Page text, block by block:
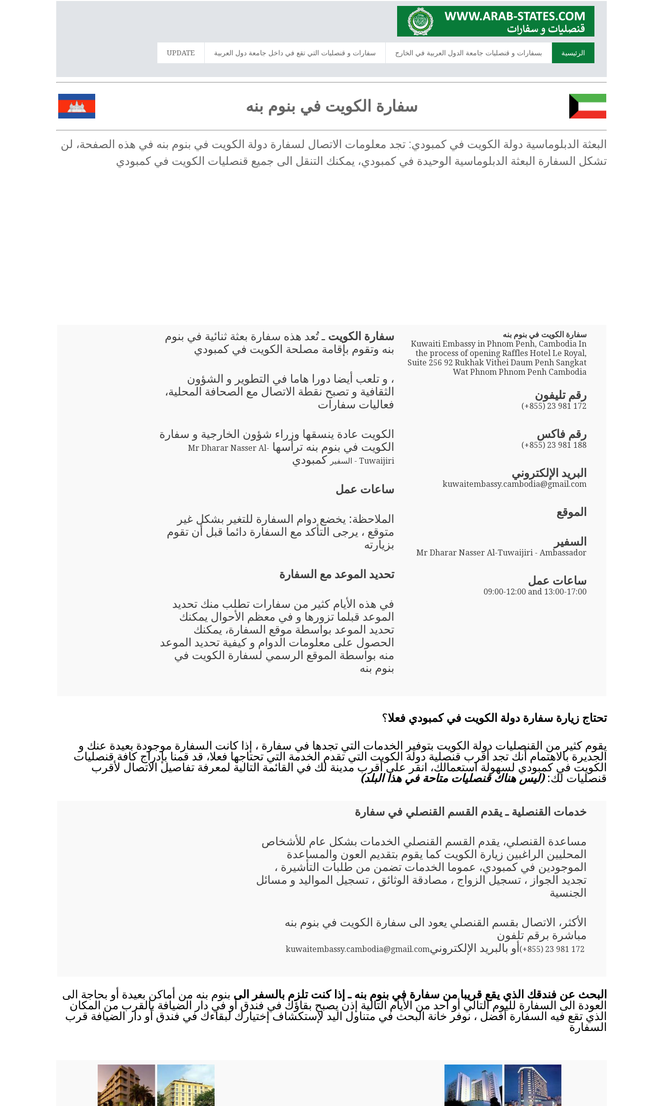
الرئيسية بسفارات و قنصليات جامعة الدول العربية في الخارج سفارات و قنصليات التي تقع في داخل جامعة دول العربية UPDATE
سفارة الكويت في بنوم بنه
البعثة الدبلوماسية دولة الكويت في كمبودي: تجد معلومات الاتصال لسفارة دولة الكويت في بنوم بنه في هذه الصفحة، لن
تشكل السفارة البعثة الدبلوماسية الوحيدة في كمبودي، يمكنك التنقل الى جميع قنصليات الكويت في كمبودي
سفارة الكويت في بنوم بنه
Kuwaiti Embassy in Phnom Penh, Cambodia In
the process of opening Raffles Hotel Le Royal,
Suite 256 92 Rukhak Vithei Daum Penh Sangkat
Wat Phnom Phnom Penh Cambodia
رقم تليفون
(+855) 23 981 172
رقم فاكس
(+855) 23 981 188
البريد الإلكتروني
kuwaitembassy.cambodia@gmail.com
الموقع
السفير
Mr Dharar Nasser Al-Tuwaijiri - Ambassador
ساعات عمل
09:00-12:00 and 13:00-17:00
سفارة الكويت ـ تُعد هذه سفارة بعثة ثنائية في بنوم
بنه وتقوم بإقامة مصلحة الكويت في كمبودي
، و تلعب أيضا دورا هاما في التطوير و الشؤون
الثقافية و تصبح نقطة الاتصال مع الصحافة المحلية،
فعاليات سفارات
الكويت عادة ينسقها وزراء شؤون الخارجية و سفارة
الكويت في بنوم بنه ترأسها Mr Dharar Nasser Al-
Tuwaijiri - السفير
كمبودي
ساعات عمل
الملاحظة: يخضع دوام السفارة للتغير بشكل غير
متوقع ، يرجى التأكد مع السفارة دائما قبل أن تقوم
بزيارته
تحديد الموعد مع السفارة
في هذه الأيام كثير من سفارات تطلب منك تحديد
الموعد قبلما تزورها و في معظم الأحوال يمكنك
تحديد الموعد بواسطة موقع السفارة، يمكنك
الحصول على معلومات الدوام و كيفية تحديد الموعد
منه بواسطة الموقع الرسمي لسفارة الكويت في
بنوم بنه
تحتاج زيارة سفارة دولة الكويت في كمبودي فعلا؟
يقوم كثير من القنصليات دولة الكويت بتوفير الخدمات التي تجدها في سفارة ، إذا كانت السفارة موجودة بعيدة عنك و
الجديرة بالاهتمام أنك تجد أقرب قنصلية دولة الكويت التي تقدم الخدمة التي تحتاجها فعلا، قد قمنا بإدراج كافة قنصليات
الكويت في كمبودي لسهولة استعمالك، انقر على أقرب مدينة لك في القائمة التالية لمعرفة تفاصيل الاتصال لأقرب
قنصليات لك:(ليس هناك قنصليات متاحة في هذا البلد)
خدمات القنصلية ـ يقدم القسم القنصلي في سفارة
مساعدة القنصلي، يقدم القسم القنصلي الخدمات بشكل عام للأشخاص
المحليين الراغبين زيارة الكويت كما يقوم بتقديم العون والمساعدة
الموجودين في كمبودي، عموما الخدمات تضمن من طلبات التأشيرة ،
تجديد الجواز ، تسجيل الزواج ، مصادقة الوثائق ، تسجيل المواليد و مسائل
الجنسية
الأكثر، الاتصال بقسم القنصلي يعود الى سفارة الكويت في بنوم بنه
مباشرة برقم تلفون
(+855) 23 981 172أو بالبريد الإلكترونيkuwaitembassy.cambodia@gmail.com
البحث عن فندقك الذي يقع قريبا من سفارة في بنوم بنه ـ إذا كنت تلزم بالسفر الى بنوم بنه من أماكن بعيدة أو بحاجة الى
العودة الى السفارة لليوم التالي أو احد من الأيام التالية إذن يصبح بقاؤك في فندق أو في دار الضيافة بالقرب من المكان
الذي تقع فيه السفارة أفضل ، نوفر خانة البحث في متناول اليد لإستكشاف إختيارك لبقاءك في فندق أو دار الضيافة قرب
السفارة